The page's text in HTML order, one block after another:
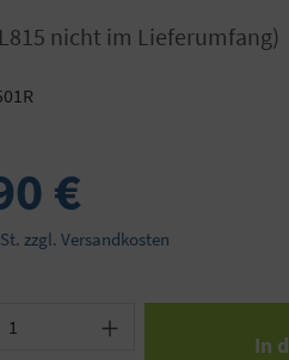
nicht im Lieferumfang)
€
zzgl. Versandkosten
Gib den
In